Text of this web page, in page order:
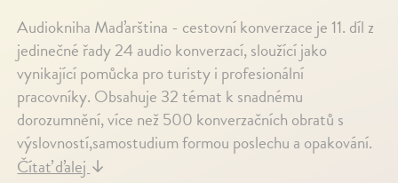
Audiokniha Maďarština - cestovní konverzace je 11. díl z
jedinečné řady 24 audio konverzací, sloužící jako
vynikající pomůcka pro turisty i profesionální
pracovníky. Obsahuje 32 témat k snadnému
dorozumnění, více než 500 konverzačních obratů s
výslovností,samostudium formou poslechu a opakování.
Čítať ďalej↓